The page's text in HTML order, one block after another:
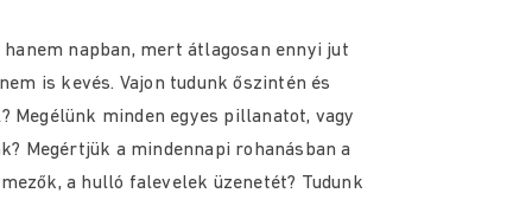
napban, mert átlagosan ennyi jut
is kevés. Vajon tudunk őszintén és
Megélünk minden egyes pillanatot, vagy
Megértjük a mindennapi rohanásban a
a hulló falevelek üzenetét? Tudunk